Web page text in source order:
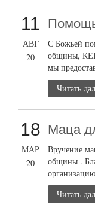
11
АВГ
20
С Божьей
общины,
мы
Читать
18
МАР
20
Маца
Вручение
общины .
Читать